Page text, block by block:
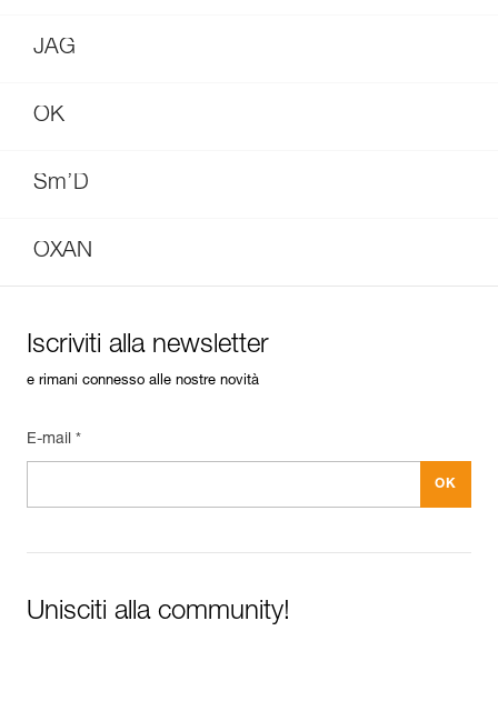
JAG
OK
Sm’D
OXAN
Iscriviti alla newsletter
e rimani connesso alle nostre novità
E-mail *
Unisciti alla community!